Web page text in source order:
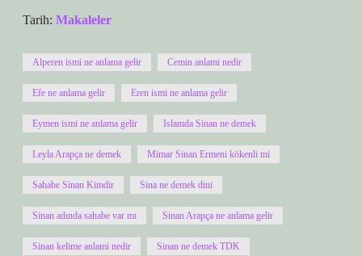
Tarih: Makaleler
Alperen ismi ne anlama gelir Cemin anlami nedir
Efe ne anlama gelir Eren ismi ne anlama gelir
Eymen ismi ne anlama gelir Islamda Sinan ne demek
Leyla Arapça ne demek Mimar Sinan Ermeni kökenli mi
Sahabe Sinan Kimdir Sina ne demek dini
Sinan adında sahabe var mı Sinan Arapça ne anlama gelir
Sinan kelime anlami nedir Sinan ne demek TDK